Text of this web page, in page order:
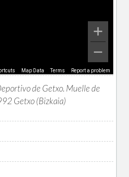
Map Data Terms Report a problem
de Getxo. Muelle de
Getxo (Bizkaia)